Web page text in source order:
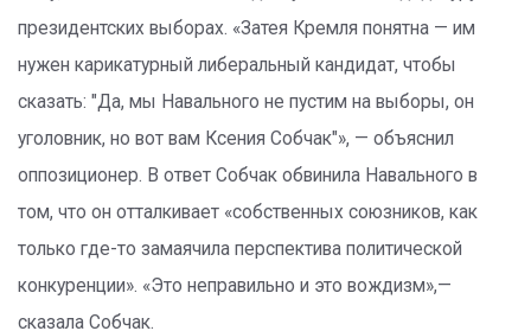
президентских выборах. «Затея Кремля понятна — им
нужен карикатурный либеральный кандидат, чтобы
сказать: "Да, мы Навального не пустим на выборы, он
уголовник, но вот вам Ксения Собчак"», — объяснил
оппозиционер. В ответ Собчак обвинила Навального в
том, что он отталкивает «собственных союзников, как
только где-то замаячила перспектива политической
конкуренции». «Это неправильно и это вождизм»,—
сказала Собчак.